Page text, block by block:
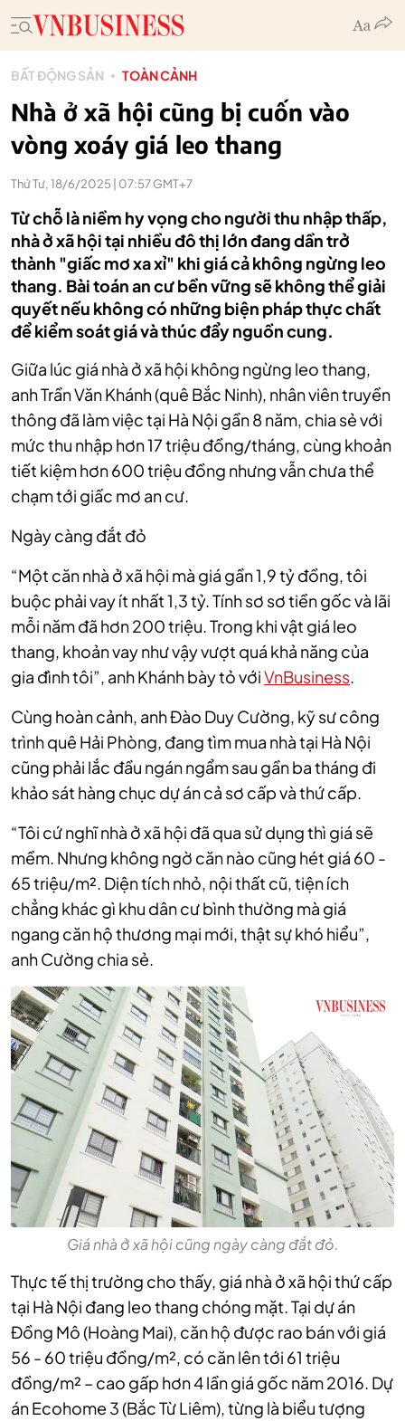
BẤT ĐỘNG SẢN TOÀN CẢNH
Nhà ở xã hội cũng bị cuốn vào
vòng xoáy giá leo thang
Thứ Tư, 18/6/2025 | 07:57 GMT+7
Từ chỗ là niềm hy vọng cho người thu nhập thấp,
nhà ở xã hội tại nhiều đô thị lớn đang dần trở
thành "giấc mơ xa xỉ" khi giá cả không ngừng leo
thang. Bài toán an cư bền vững sẽ không thể giải
quyết nếu không có những biện pháp thực chất
để kiểm soát giá và thúc đẩy nguồn cung.
Giữa lúc giá nhà ở xã hội không ngừng leo thang,
anh Trần Văn Khánh (quê Bắc Ninh), nhân viên truyền
thông đã làm việc tại Hà Nội gần 8 năm, chia sẻ với
mức thu nhập hơn 17 triệu đồng/tháng, cùng khoản
tiết kiệm hơn 600 triệu đồng nhưng vẫn chưa thể
chạm tới giấc mơ an cư.
Ngày càng đắt đỏ
“Một căn nhà ở xã hội mà giá gần 1,9 tỷ đồng, tôi
buộc phải vay ít nhất 1,3 tỷ. Tính sơ sơ tiền gốc và lãi
mỗi năm đã hơn 200 triệu. Trong khi vật giá leo
thang, khoản vay như vậy vượt quá khả năng của
gia đình tôi”, anh Khánh bày tỏ vớiVnBusiness.
Cùng hoàn cảnh, anh Đào Duy Cường, kỹ sư công
trình quê Hải Phòng, đang tìm mua nhà tại Hà Nội
cũng phải lắc đầu ngán ngẩm sau gần ba tháng đi
khảo sát hàng chục dự án cả sơ cấp và thứ cấp.
“Tôi cứ nghĩ nhà ở xã hội đã qua sử dụng thì giá sẽ
mềm. Nhưng không ngờ căn nào cũng hét giá 60 -
65 triệu/m². Diện tích nhỏ, nội thất cũ, tiện ích
chẳng khác gì khu dân cư bình thường mà giá
ngang căn hộ thương mại mới, thật sự khó hiểu”,
anh Cường chia sẻ.
Giá nhà ở xã hội cũng ngày càng đắt đỏ.
Thực tế thị trường cho thấy, giá nhà ở xã hội thứ cấp
tại Hà Nội đang leo thang chóng mặt. Tại dự án
Đồng Mô (Hoàng Mai), căn hộ được rao bán với giá
56 - 60 triệu đồng/m², có căn lên tới 61 triệu
đồng/m² – cao gấp hơn 4 lần giá gốc năm 2016. Dự
án Ecohome 3 (Bắc Từ Liêm), từng là biểu tượng